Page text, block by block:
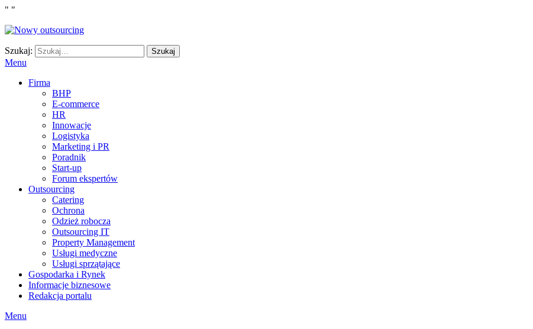
" "
Szukaj: Szukaj
Menu
Firma
BHP
E-commerce
HR
Innowacje
Logistyka
Marketing i PR
Poradnik
Start-up
Forum ekspertów
Outsourcing
Catering
Ochrona
Odzież robocza
Outsourcing IT
Property Management
Usługi medyczne
Usługi sprzątające
Gospodarka i Rynek
Informacje biznesowe
Redakcja portalu
Menu